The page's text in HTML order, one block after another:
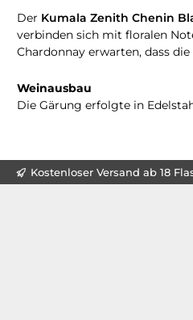
Der Kumala Zenith Chenin
verbinden sich mit floralen
Chardonnay erwarten, dass
Weinausbau
Die Gärung erfolgte in
Kostenloser Versand ab 18